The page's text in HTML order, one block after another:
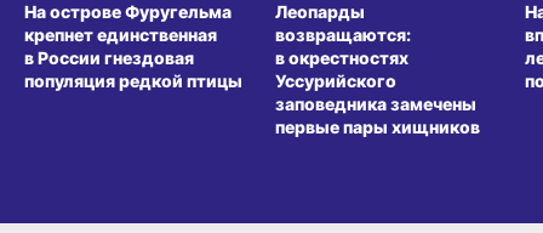
На острове Фуругельма
крепнет единственная
в России гнездовая
популяция редкой птицы
Леопарды
возвращаются:
в окрестностях
Уссурийского
заповедника замечены
первые пары хищников